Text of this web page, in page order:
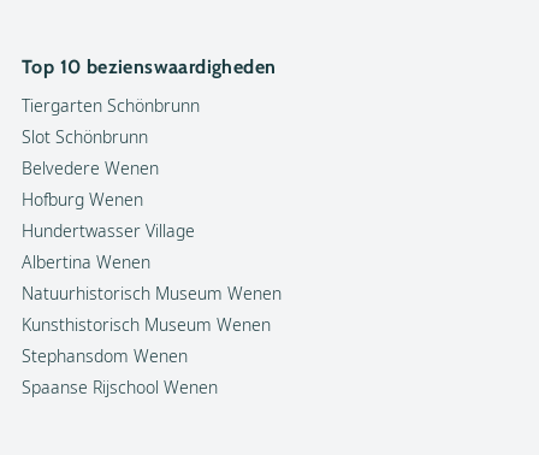
Top 10 bezienswaardigheden
Tiergarten Schönbrunn
Slot Schönbrunn
Belvedere Wenen
Hofburg Wenen
Hundertwasser Village
Albertina Wenen
Natuurhistorisch Museum Wenen
Kunsthistorisch Museum Wenen
Stephansdom Wenen
Spaanse Rijschool Wenen